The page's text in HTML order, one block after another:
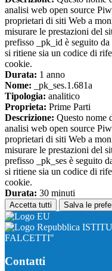
analisi web open source
proprietari di siti Web a
misurare le prestazioni del
prefisso _pk_id è seguito
si ritiene sia un codice di
cookie.
Durata: 1 anno
Nome: _pk_ses.1.681a
Tipologia: analitico
Proprieta: Prime Parti
Descrizione: Questo nome
analisi web open source
proprietari di siti Web a
misurare le prestazioni del
prefisso _pk_ses è seguito
si ritiene sia un codice di
cookie.
Durata: 30 minuti
Accetta tutti Salva le
FALCETTI"
Contatti